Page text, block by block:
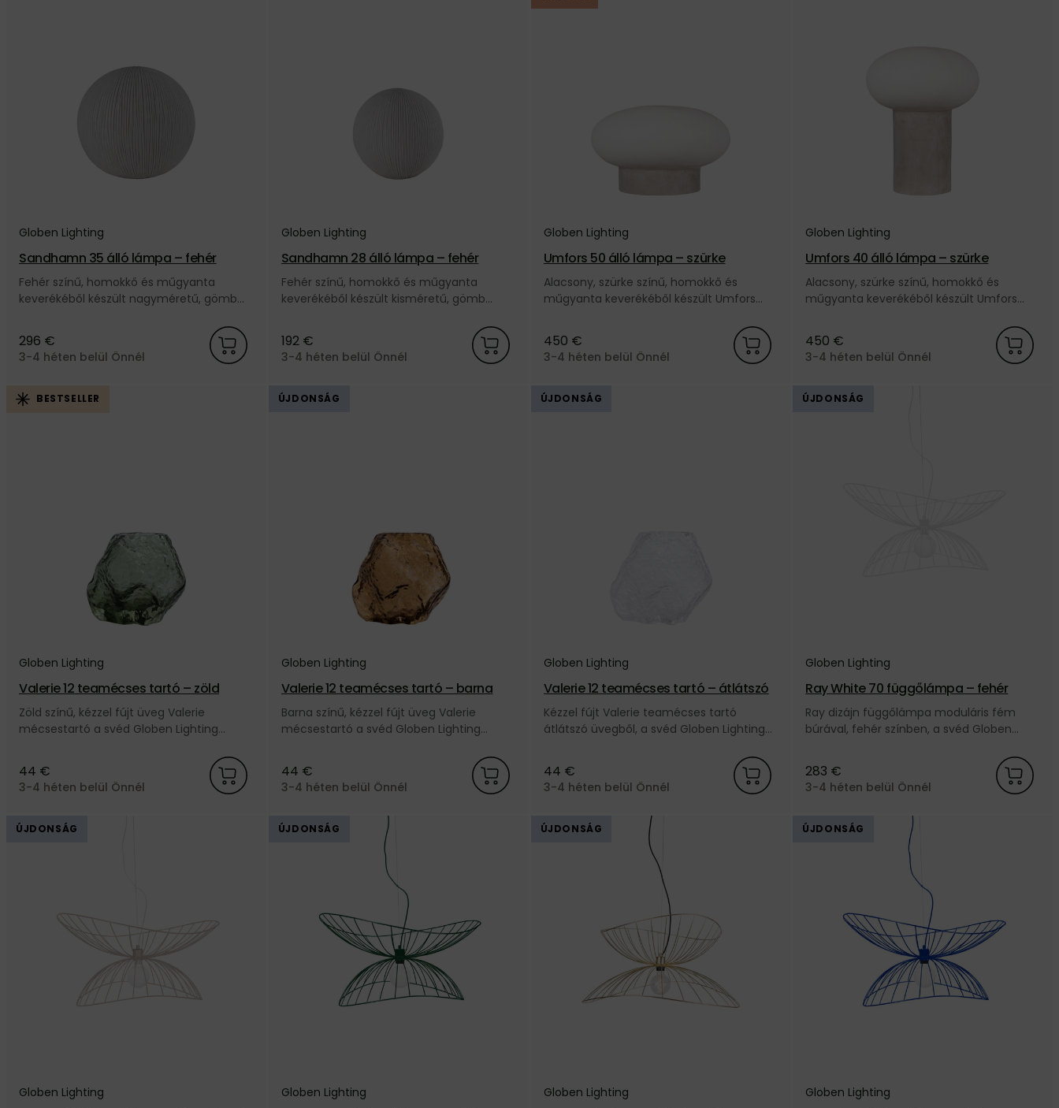
Globen Lighting
Sandhamn 35 álló lámpa – fehér
Fehér színű, homokkő és műgyanta
keverékéből készült nagyméretű, gömb
296 €
3-4 héten belül Önnél
Globen Lighting
Sandhamn 28 álló lámpa – fehér
Fehér színű, homokkő és műgyanta
keverékéből készült kisméretű, gömb
192 €
3-4 héten belül Önnél
Globen Lighting
Umfors 50 álló lámpa – szürke
Alacsony, szürke színű, homokkő és
műgyanta keverékéből készült Umfors
450 €
3-4 héten belül Önnél
Globen Lighting
Umfors 40 álló lámpa – szürke
Alacsony, szürke színű, homokkő és
műgyanta keverékéből készült Umfors
450 €
3-4 héten belül Önnél
BESTSELLER
Globen Lighting
Valerie 12 teamécses tartó – zöld
Zöld színű, kézzel fújt üveg Valerie
mécsestartó a svéd Globen Lighting
44 €
3-4 héten belül Önnél
ÚJDONSÁG
Globen Lighting
Valerie 12 teamécses tartó – barna
Barna színű, kézzel fújt üveg Valerie
mécsestartó a svéd Globen Lighting
44 €
3-4 héten belül Önnél
ÚJDONSÁG
Globen Lighting
Valerie 12 teamécses tartó – átlátszó
Kézzel fújt Valerie teamécses tartó
átlátszó üvegből, a svéd Globen Lighting
44 €
3-4 héten belül Önnél
ÚJDONSÁG
Globen Lighting
Ray White 70 függőlámpa – fehér
Ray dizájn függőlámpa moduláris fém
búrával, fehér színben, a svéd Globen
283 €
3-4 héten belül Önnél
ÚJDONSÁG
Globen Lighting
ÚJDONSÁG
Globen Lighting
ÚJDONSÁG
Globen Lighting
ÚJDONSÁG
Globen Lighting